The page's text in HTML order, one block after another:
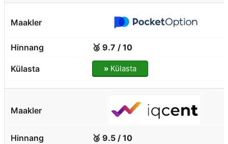
🥈 9.7 / 10
»Külasta
🥉 9.5 / 10